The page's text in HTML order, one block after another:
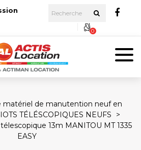
0
matériel de manutention neuf en
TÉLÉSCOPIQUES NEUFS
13m MANITOU MT 1335
EASY